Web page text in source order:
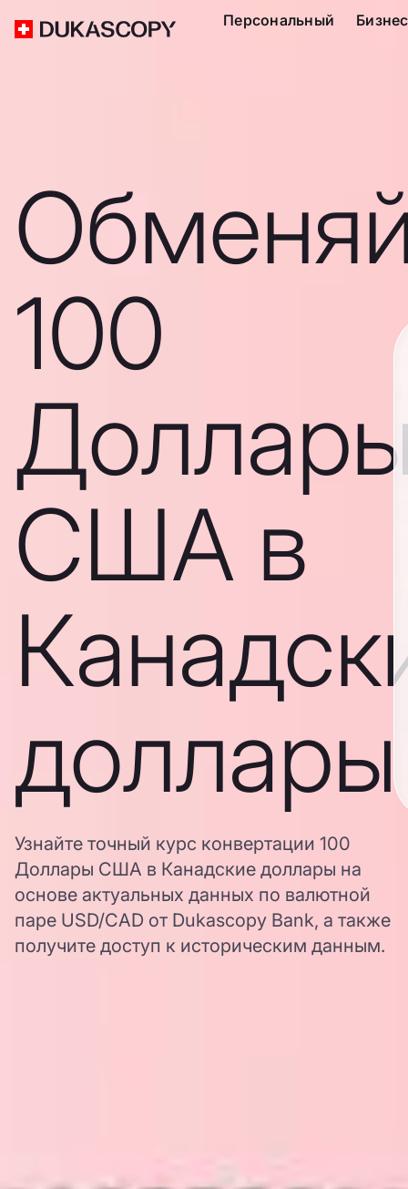
Персональный Бизнес
100
США в
доллары
Узнайте точный курс конвертации 100
Доллары США в Канадские доллары на
основе актуальных данных по валютной
паре USD/CAD от Dukascopy Bank, а также
получите доступ к историческим данным.